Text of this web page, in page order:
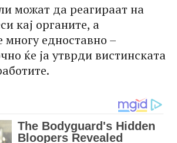
можат да реагираат на
кај органите, а
многу едноставно –
ќе ја утврди вистинската